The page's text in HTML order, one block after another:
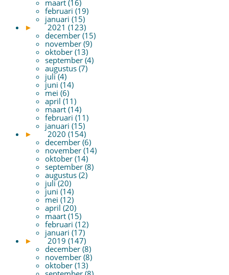
maart (16)
februari (19)
januari (15)
►
2021 (123)
december (15)
november (9)
oktober (13)
september (4)
augustus (7)
juli (4)
juni (14)
mei (6)
april (11)
maart (14)
februari (11)
januari (15)
►
2020 (154)
december (6)
november (14)
oktober (14)
september (8)
augustus (2)
juli (20)
juni (14)
mei (12)
april (20)
maart (15)
februari (12)
januari (17)
►
2019 (147)
december (8)
november (8)
oktober (13)